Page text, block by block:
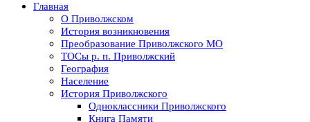
Главная
О Приволжском
История возникновения
Преобразование Приволжского МО
ТОСы р. п. Приволжский
География
Население
История Приволжского
Одноклассники Приволжского
Книга Памяти